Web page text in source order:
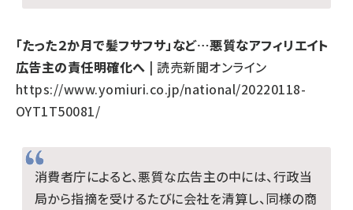
「たった２か月で髪フサフサ」など…悪質なアフィリエイト
広告主の責任明確化へ | 読売新聞オンライン
https://www.yomiuri.co.jp/national/20220118-
OYT1T50081/
消費者庁によると、悪質な広告主の中には、行政当
局から指摘を受けるたびに会社を清算し、同様の商